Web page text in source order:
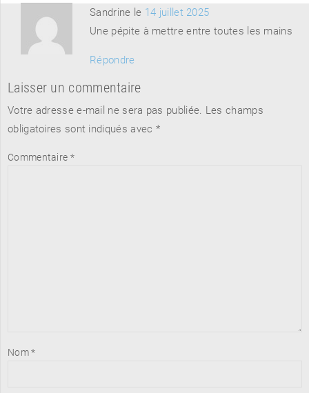
Sandrine le 14 juillet 2025
Une pépite à mettre entre toutes les mains
Répondre
Laisser un commentaire
Votre adresse e-mail ne sera pas publiée. Les champs
obligatoires sont indiqués avec *
Commentaire *
Nom*